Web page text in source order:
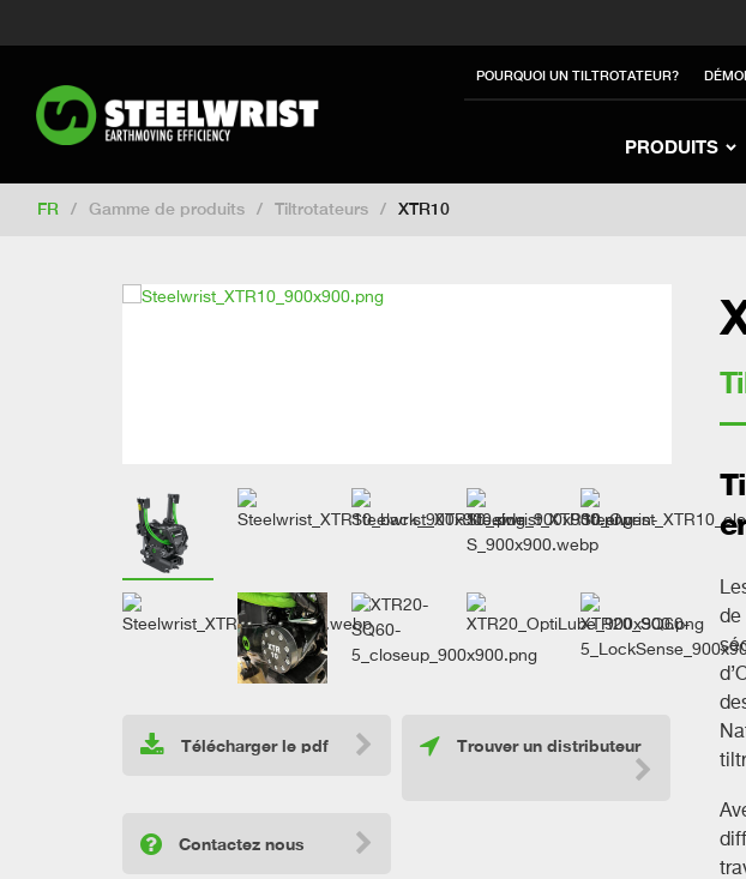
POURQUOI UN TILTROTATEUR?
PRODUITS
Switch to International Switch to United Kingdom
Switch to Netherlands
Switch to Germany
FR / Gamme de produits / Tiltrotateurs / XTR10
Télécharger le pdf Trouver un distributeur
Contactez nous
de